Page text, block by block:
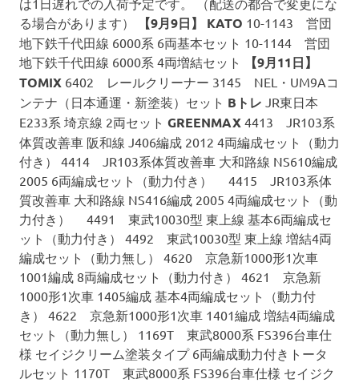
シ
ョ
ン
は1日遅れでの入荷予定です。 （配送の都合で変更にな
る場合があります）
【9月9日】 KATO 10-1143 営団
地下鉄千代田線 6000系 6両基本セット 10-1144 営団
地下鉄千代田線 6000系 4両増結セット
【9月11日】
TOMIX 6402 レールクリーナー 3145 NEL・UM9Aコ
ンテナ（日本通運・新塗装）セット Bトレ JR東日本
E233系 埼京線 2両セット GREENMAX 4413 JR103系
体質改善車 阪和線 J406編成 2012 4両編成セット（動力
付き） 4414 JR103系体質改善車 大和路線 NS610編成
2005 6両編成セット（動力付き） 4415 JR103系体
質改善車 大和路線 NS416編成 2005 4両編成セット（動
力付き） 4491 東武10030型 東上線 基本6両編成セ
ット（動力付き） 4492 東武10030型 東上線 増結4両
編成セット（動力無し） 4620 京急新1000形1次車
1001編成 8両編成セット（動力付き） 4621 京急新
1000形1次車 1405編成 基本4両編成セット（動力付
き） 4622 京急新1000形1次車 1401編成 増結4両編成
セット（動力無し） 1169T 東武8000系 FS396台車仕
様 セイジクリーム塗装タイプ 6両編成動力付きトータ
ルセット 1170T 東武8000系 FS396台車仕様 セイジク